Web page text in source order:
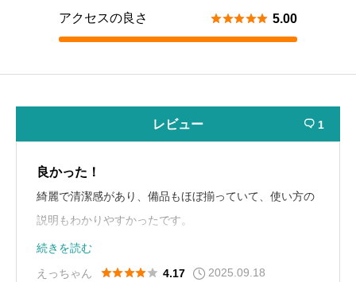
アクセスの良さ  5.00
レビュー  1
良かった！
綺麗で清潔感があり、備品もほぼ揃っていて、使い方の
説明もわかりやすかったです。
また利用させていただきます。
続きを読む
えっちゃん
 4.17 2025.09.18